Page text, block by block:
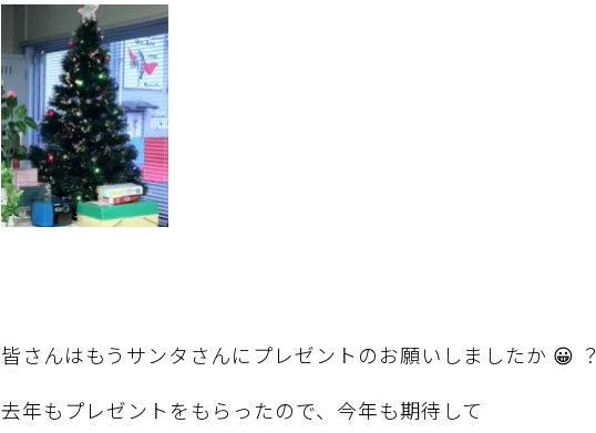
皆さんはもうサンタさんにプレゼントのお願いしましたか 😀 ？
去年もプレゼントをもらったので、今年も期待して